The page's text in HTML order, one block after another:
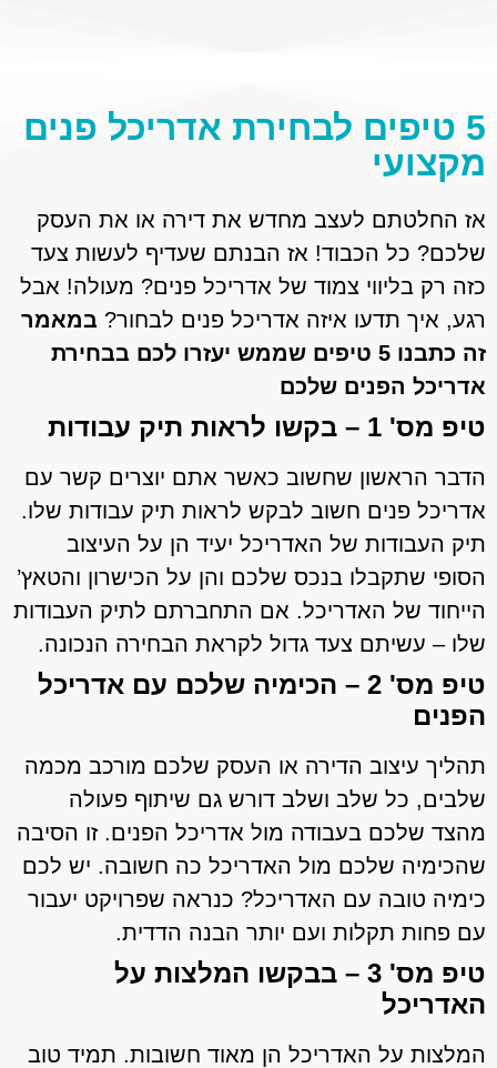
5 טיפים לבחירת אדריכל פנים
מקצועי
אז החלטתם לעצב מחדש את דירה או את העסק
שלכם? כל הכבוד! אז הבנתם שעדיף לעשות צעד
כזה רק בליווי צמוד של אדריכל פנים? מעולה! אבל
רגע, איך תדעו איזה אדריכל פנים לבחור? במאמר
זה כתבנו 5 טיפים שממש יעזרו לכם בבחירת
אדריכל הפנים שלכם
טיפ מס' 1 – בקשו לראות תיק עבודות
הדבר הראשון שחשוב כאשר אתם יוצרים קשר עם
אדריכל פנים חשוב לבקש לראות תיק עבודות שלו.
תיק העבודות של האדריכל יעיד הן על העיצוב
הסופי שתקבלו בנכס שלכם והן על הכישרון והטאץ’
הייחוד של האדריכל. אם התחברתם לתיק העבודות
שלו – עשיתם צעד גדול לקראת הבחירה הנכונה.
טיפ מס' 2 – הכימיה שלכם עם אדריכל
הפנים
תהליך עיצוב הדירה או העסק שלכם מורכב מכמה
שלבים, כל שלב ושלב דורש גם שיתוף פעולה
מהצד שלכם בעבודה מול אדריכל הפנים. זו הסיבה
שהכימיה שלכם מול האדריכל כה חשובה. יש לכם
כימיה טובה עם האדריכל? כנראה שפרויקט יעבור
עם פחות תקלות ועם יותר הבנה הדדית.
טיפ מס' 3 – בבקשו המלצות על
האדריכל
המלצות על האדריכל הן מאוד חשובות. תמיד טוב